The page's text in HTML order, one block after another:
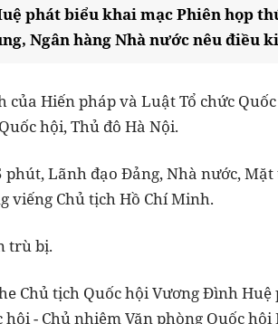
phát biểu khai mạc Phiên họp
Ngân hàng Nhà nước nêu điều
Hiến pháp và Luật Tổ chức
hội, Thủ đô Hà Nội.
Lãnh đạo Đảng, Nhà nước,
viếng Chủ tịch Hồ Chí Minh.
trù bị.
Chủ tịch Quốc hội Vương Đình
- Chủ nhiệm Văn phòng Quốc hội